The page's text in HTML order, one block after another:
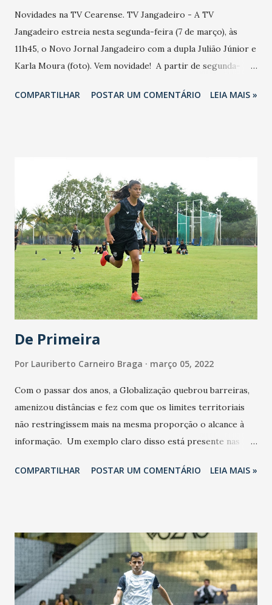
Novidades na TV Cearense. TV Jangadeiro - A TV
Jangadeiro estreia nesta segunda-feira (7 de março), às
11h45, o Novo Jornal Jangadeiro com a dupla Julião Júnior e
Karla Moura (foto). Vem novidade! A partir de segunda-
na TV Jangadeiro. Karla Moura (@karlagmoura) divide a
- A TV Ceará, que completa 48 anos de fundação, estreia
nesta segunda-feira (7) Novo JTVC (Jornal da TVC). Vem
novidade no seu JTVC! Chega deu um arrepio na hora do
"aguarde". JTVC com Frank Rabelo (foto) e Natália Falcão.
TV-Diário-Verdinha - Gerente Kléber Dias - Mais moderna,
conectada com multiplataformas e com muito mais
conteúdo. Um time repleto de comunicadores consagrados
e grandes re...
COMPARTILHAR POSTAR UM COMENTÁRIO LEIA MAIS »
De Primeira
Por Lauriberto Carneiro Braga março 05, 2022
Com o passar dos anos, a Globalização quebrou barreiras,
amenizou distâncias e fez com que os limites territoriais
não restringissem mais na mesma proporção o alcance à
informação. Um exemplo claro disso está presente nas
Club (foto Marcelo Vidal). Treinando diariamente com foco
Conversamos com Felipe Soares, treinador da categoria e
analista de desempenho da equipe principal das Meninas do
Vozão sobre o trabalho junto à equipe alvinegra. Na
metodologia de trabalho implementada por Felipe e sua
COMPARTILHAR POSTAR UM COMENTÁRIO LEIA MAIS »